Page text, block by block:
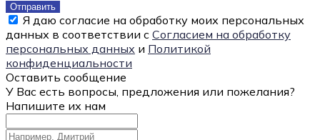
Отправить
Я даю согласие на обработку моих персональных
данных в соответствии с Согласием на обработку
персональных данных и Политикой
конфиденциальности
Оставить сообщение
У Вас есть вопросы, предложения или пожелания?
Напишите их нам